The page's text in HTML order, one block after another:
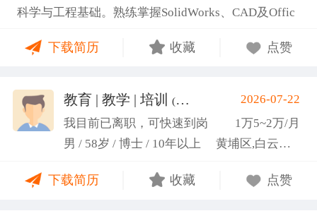
科学与工程基础。熟练掌握SolidWorks、CAD及Offic
2项天津市科研项目，擅长实验设计与数据分析;曾带
优秀的团队协作与沟通协调能力，责任心强，渴望将
科研严谨性融入实践工作中
下载简历 收藏 点赞
教育 | 教学 | 培训 (汤山文)
2026-07-22
我目前已离职，可快速到岗
1万5~2万/月
男 / 58岁 / 博士 / 10年以上
黄埔区,白云区,增城市
下载简历 收藏 点赞